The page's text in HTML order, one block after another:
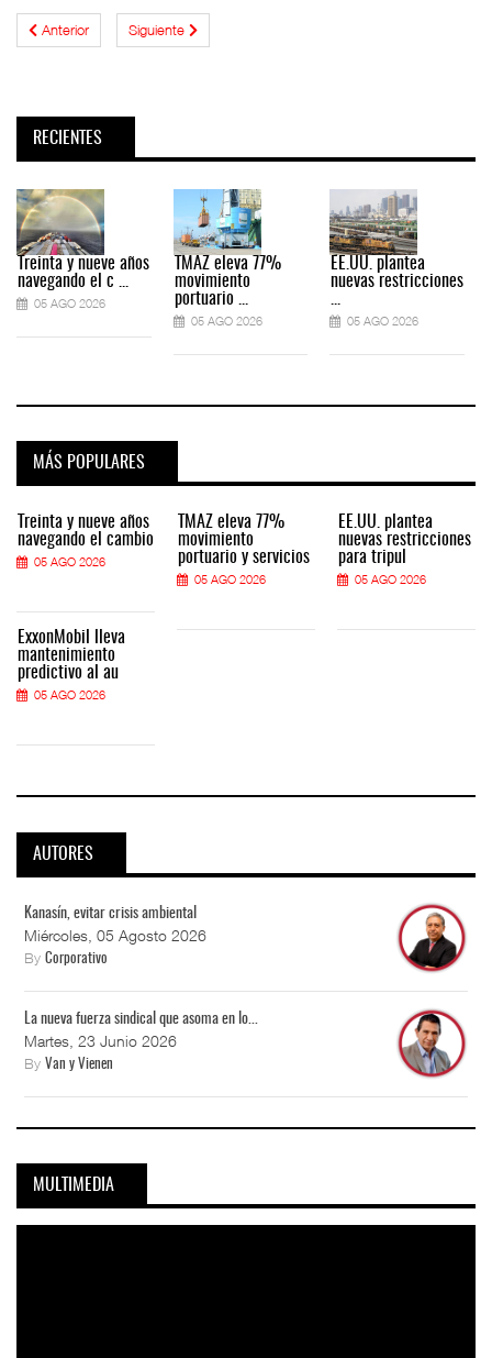
Anterior Siguiente
RECIENTES
Treinta y nueve años
navegando el c ...
05 AGO 2026
TMAZ eleva 77%
movimiento
portuario ...
05 AGO 2026
EE.UU. plantea
nuevas restricciones
05 AGO 2026
MÁS POPULARES
Treinta y nueve años
navegando el cambio
05 AGO 2026
ExxonMobil lleva
mantenimiento
predictivo al au
05 AGO 2026
TMAZ eleva 77%
movimiento
portuario y servicios
05 AGO 2026
EE.UU. plantea
nuevas restricciones
para tripul
05 AGO 2026
AUTORES
Kanasín, evitar crisis ambiental
Miércoles, 05 Agosto 2026
By Corporativo
La nueva fuerza sindical que asoma en lo...
Martes, 23 Junio 2026
By Van y Vienen
MULTIMEDIA